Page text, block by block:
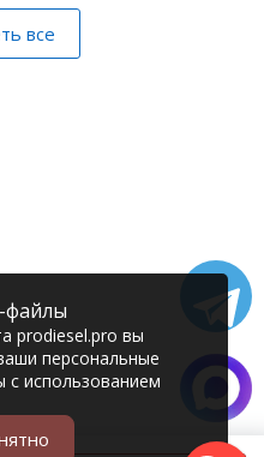
все
файлы
prodiesel.pro вы
персональные
с использованием